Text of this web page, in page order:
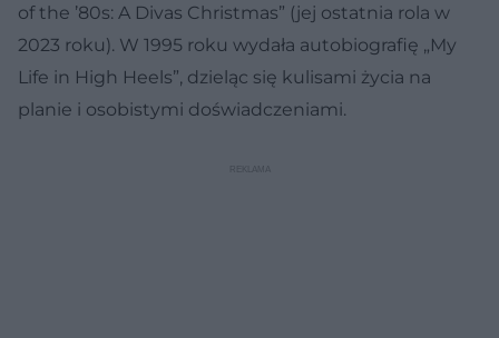
of the ’80s: A Divas Christmas” (jej ostatnia rola w
2023 roku). W 1995 roku wydała autobiografię „My
Life in High Heels”, dzieląc się kulisami życia na
planie i osobistymi doświadczeniami.